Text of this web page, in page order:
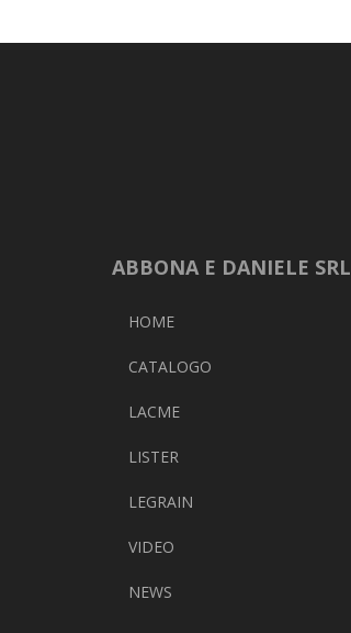
ABBONA E DANIELE SRL
HOME
CATALOGO
LACME
LISTER
LEGRAIN
VIDEO
NEWS